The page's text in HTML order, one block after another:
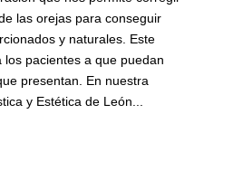
las orejas para conseguir
y naturales. Este
los pacientes a que puedan
presentan. En nuestra
y Estética de León...